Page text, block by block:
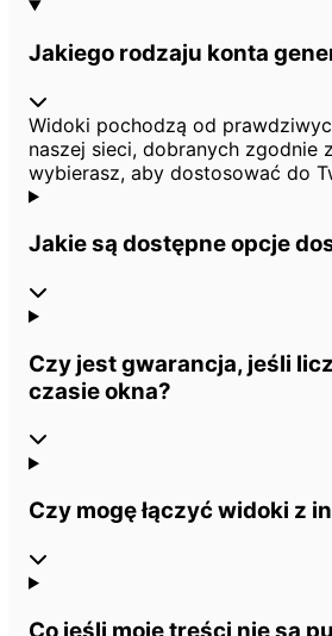
Jakiego rodzaju konta
Widoki pochodzą od
naszej sieci, dobranych zgodnie
wybierasz, aby dostosować do
Jakie są dostępne opcje
Czy jest gwarancja, jeśli
czasie okna?
Czy mogę łączyć widoki z
Co jeśli moje treści nie są